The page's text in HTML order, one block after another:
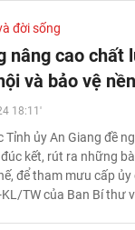
đời sống
nâng cao chất
và bảo vệ
18:11'
ủy An Giang đề
kết, rút ra những
để tham mưu cấp
KL/TW của Ban Bí thư